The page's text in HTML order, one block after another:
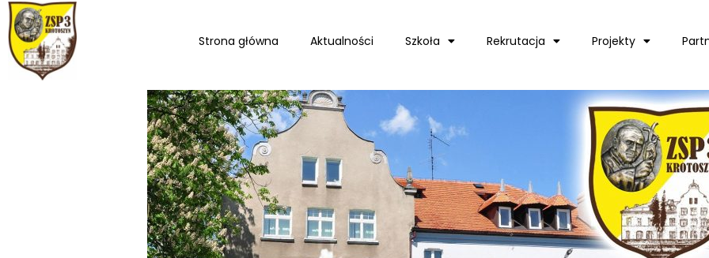
Strona główna Aktualności Szkoła Rekrutacja Projekty